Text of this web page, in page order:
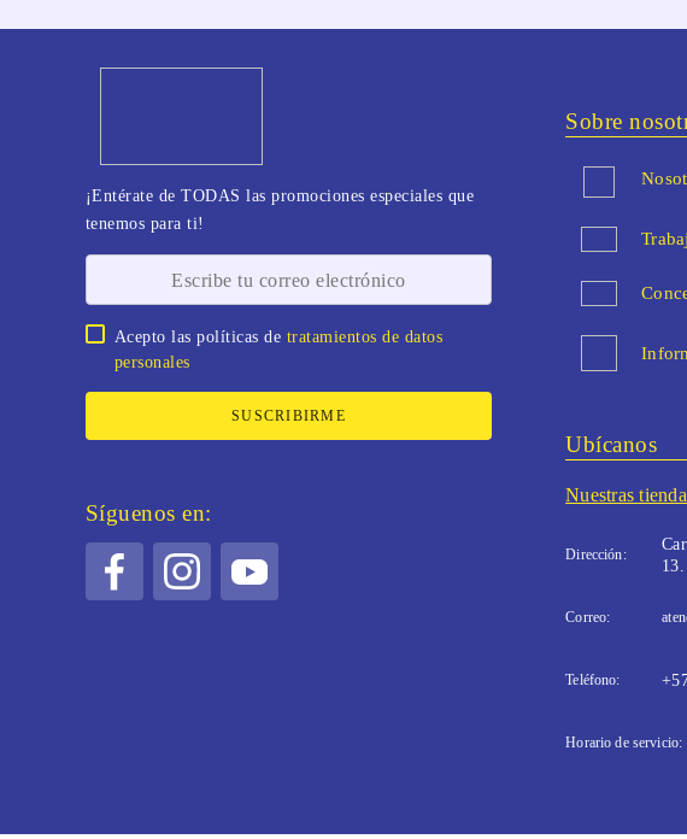
¡Entérate de TODAS las promociones especiales que
tenemos para ti!
Acepto las políticas de tratamientos de datos
personales
SUSCRIBIRME
Síguenos en:
Sobre
Ubícanos
Nuestras
Dirección:
Correo:
Teléfono:
Horario de servicio: